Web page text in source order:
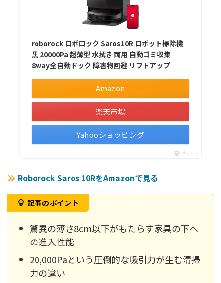
roborock ロボロック Saros10R ロボット掃除機
黒 20000Pa 超薄型 水拭き 両用 自動ゴミ収集
8way全自動ドック 障害物回避 リフトアップ
Amazon
楽天市場
Yahooショッピング
ポチップ
Roborock Saros 10RをAmazonで見る
記事のポイント
驚異の薄さ8cm以下がもたらす家具の下へ
の進入性能
20,000Paという圧倒的な吸引力が生む清掃
力の違い